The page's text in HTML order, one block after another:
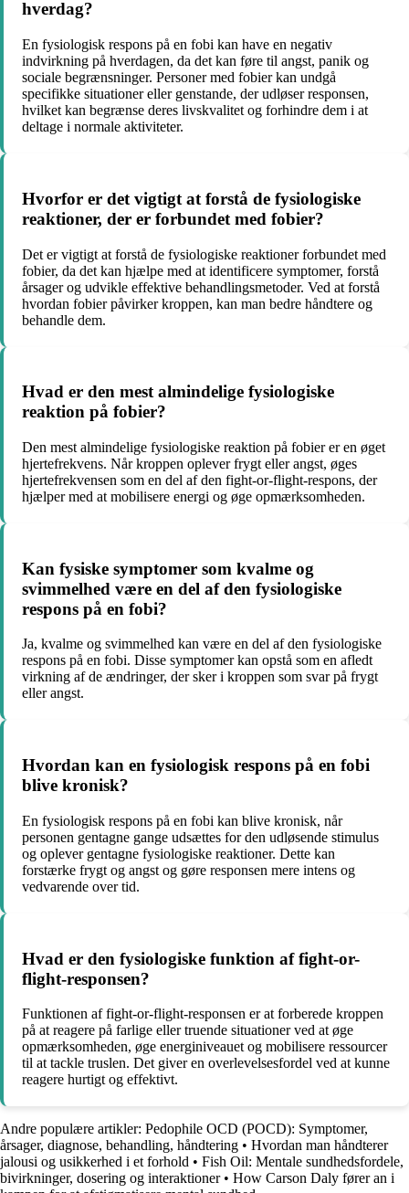
hverdag?
En fysiologisk respons på en fobi kan have en negativ
indvirkning på hverdagen, da det kan føre til angst, panik og
sociale begrænsninger. Personer med fobier kan undgå
specifikke situationer eller genstande, der udløser responsen,
hvilket kan begrænse deres livskvalitet og forhindre dem i at
deltage i normale aktiviteter.
Hvorfor er det vigtigt at forstå de fysiologiske
reaktioner, der er forbundet med fobier?
Det er vigtigt at forstå de fysiologiske reaktioner forbundet med
fobier, da det kan hjælpe med at identificere symptomer, forstå
årsager og udvikle effektive behandlingsmetoder. Ved at forstå
hvordan fobier påvirker kroppen, kan man bedre håndtere og
behandle dem.
Hvad er den mest almindelige fysiologiske
reaktion på fobier?
Den mest almindelige fysiologiske reaktion på fobier er en øget
hjertefrekvens. Når kroppen oplever frygt eller angst, øges
hjertefrekvensen som en del af den fight-or-flight-respons, der
hjælper med at mobilisere energi og øge opmærksomheden.
Kan fysiske symptomer som kvalme og
svimmelhed være en del af den fysiologiske
respons på en fobi?
Ja, kvalme og svimmelhed kan være en del af den fysiologiske
respons på en fobi. Disse symptomer kan opstå som en afledt
virkning af de ændringer, der sker i kroppen som svar på frygt
eller angst.
Hvordan kan en fysiologisk respons på en fobi
blive kronisk?
En fysiologisk respons på en fobi kan blive kronisk, når
personen gentagne gange udsættes for den udløsende stimulus
og oplever gentagne fysiologiske reaktioner. Dette kan
forstærke frygt og angst og gøre responsen mere intens og
vedvarende over tid.
Hvad er den fysiologiske funktion af fight-or-
flight-responsen?
Funktionen af fight-or-flight-responsen er at forberede kroppen
på at reagere på farlige eller truende situationer ved at øge
opmærksomheden, øge energiniveauet og mobilisere ressourcer
til at tackle truslen. Det giver en overlevelsesfordel ved at kunne
reagere hurtigt og effektivt.
Andre populære artikler: Pedophile OCD (POCD): Symptomer,
årsager, diagnose, behandling, håndtering • Hvordan man håndterer
jalousi og usikkerhed i et forhold • Fish Oil: Mentale sundhedsfordele,
bivirkninger, dosering og interaktioner• How Carson Daly fører an i